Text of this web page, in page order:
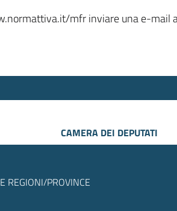
mfr inviare una e-mail
CAMERA DEI DEPUTATI
REGIONI/PROVINCE